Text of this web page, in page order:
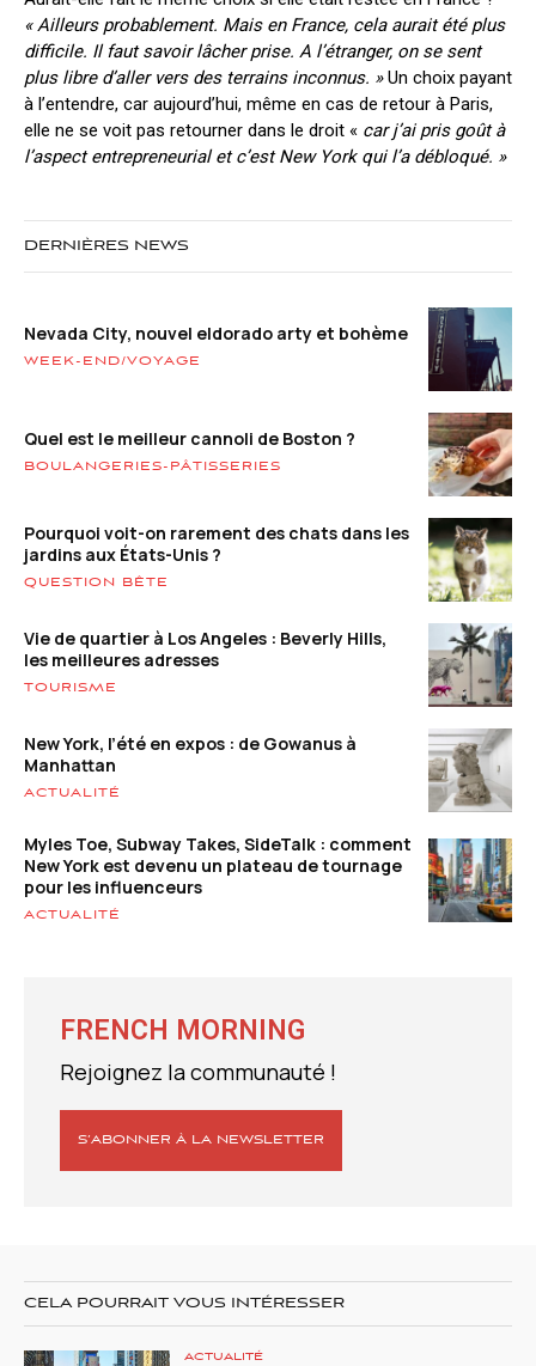
« Ailleurs probablement. Mais en France, cela aurait été plus
difficile. Il faut savoir lâcher prise. A l’étranger, on se sent
plus libre d’aller vers des terrains inconnus. »Un choix payant
à l’entendre, car aujourd’hui, même en cas de retour à Paris,
elle ne se voit pas retourner dans le droit « car j’ai pris goût à
l’aspect entrepreneurial et c’est New York qui l’a débloqué. »
DERNIÈRES NEWS
Nevada City, nouvel eldorado arty et bohème
WEEK-END/VOYAGE
Quel est le meilleur cannoli de Boston ?
BOULANGERIES-PÂTISSERIES
Pourquoi voit-on rarement des chats dans les
jardins aux États-Unis ?
QUESTION BÊTE
Vie de quartier à Los Angeles : Beverly Hills,
les meilleures adresses
TOURISME
New York, l’été en expos : de Gowanus à
Manhattan
ACTUALITÉ
Myles Toe, Subway Takes, SideTalk : comment
New York est devenu un plateau de tournage
pour les influenceurs
ACTUALITÉ
FRENCH MORNING
Rejoignez la communauté !
S’ABONNER À LA NEWSLETTER
CELA POURRAIT VOUS INTÉRESSER
ACTUALITÉ